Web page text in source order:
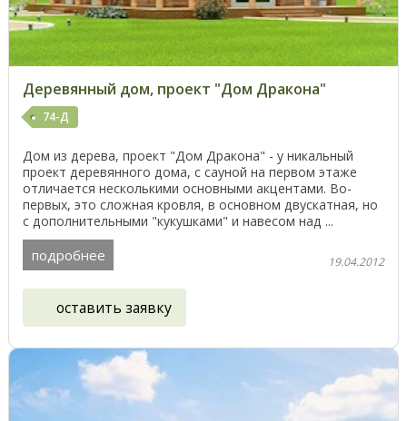
Деревянный дом, проект "Дом Дракона"
74-Д
Дом из дерева, проект "Дом Дракона" - у никальный
проект деревянного дома, с сауной на первом этаже
отличается несколькими основными акцентами. Во-
первых, это сложная кровля, в основном двускатная, но
с дополнительными "кукушками" и навесом над ...
подробнее 19.04.2012
оставить заявку